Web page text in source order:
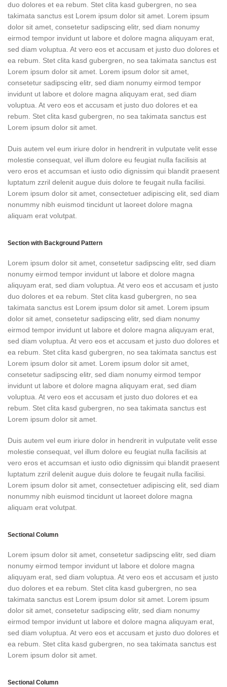
duo dolores et ea rebum. Stet clita kasd gubergren, no sea
takimata sanctus est Lorem ipsum dolor sit amet. Lorem ipsum
dolor sit amet, consetetur sadipscing elitr, sed diam nonumy
eirmod tempor invidunt ut labore et dolore magna aliquyam erat,
sed diam voluptua. At vero eos et accusam et justo duo dolores et
ea rebum. Stet clita kasd gubergren, no sea takimata sanctus est
Lorem ipsum dolor sit amet. Lorem ipsum dolor sit amet,
consetetur sadipscing elitr, sed diam nonumy eirmod tempor
invidunt ut labore et dolore magna aliquyam erat, sed diam
voluptua. At vero eos et accusam et justo duo dolores et ea
rebum. Stet clita kasd gubergren, no sea takimata sanctus est
Lorem ipsum dolor sit amet.
Duis autem vel eum iriure dolor in hendrerit in vulputate velit esse
molestie consequat, vel illum dolore eu feugiat nulla facilisis at
vero eros et accumsan et iusto odio dignissim qui blandit praesent
luptatum zzril delenit augue duis dolore te feugait nulla facilisi.
Lorem ipsum dolor sit amet, consectetuer adipiscing elit, sed diam
nonummy nibh euismod tincidunt ut laoreet dolore magna
aliquam erat volutpat.
Section with Background Pattern
Lorem ipsum dolor sit amet, consetetur sadipscing elitr, sed diam
nonumy eirmod tempor invidunt ut labore et dolore magna
aliquyam erat, sed diam voluptua. At vero eos et accusam et justo
duo dolores et ea rebum. Stet clita kasd gubergren, no sea
takimata sanctus est Lorem ipsum dolor sit amet. Lorem ipsum
dolor sit amet, consetetur sadipscing elitr, sed diam nonumy
eirmod tempor invidunt ut labore et dolore magna aliquyam erat,
sed diam voluptua. At vero eos et accusam et justo duo dolores et
ea rebum. Stet clita kasd gubergren, no sea takimata sanctus est
Lorem ipsum dolor sit amet. Lorem ipsum dolor sit amet,
consetetur sadipscing elitr, sed diam nonumy eirmod tempor
invidunt ut labore et dolore magna aliquyam erat, sed diam
voluptua. At vero eos et accusam et justo duo dolores et ea
rebum. Stet clita kasd gubergren, no sea takimata sanctus est
Lorem ipsum dolor sit amet.
Duis autem vel eum iriure dolor in hendrerit in vulputate velit esse
molestie consequat, vel illum dolore eu feugiat nulla facilisis at
vero eros et accumsan et iusto odio dignissim qui blandit praesent
luptatum zzril delenit augue duis dolore te feugait nulla facilisi.
Lorem ipsum dolor sit amet, consectetuer adipiscing elit, sed diam
nonummy nibh euismod tincidunt ut laoreet dolore magna
aliquam erat volutpat.
Sectional Column
Lorem ipsum dolor sit amet, consetetur sadipscing elitr, sed diam
nonumy eirmod tempor invidunt ut labore et dolore magna
aliquyam erat, sed diam voluptua. At vero eos et accusam et justo
duo dolores et ea rebum. Stet clita kasd gubergren, no sea
takimata sanctus est Lorem ipsum dolor sit amet. Lorem ipsum
dolor sit amet, consetetur sadipscing elitr, sed diam nonumy
eirmod tempor invidunt ut labore et dolore magna aliquyam erat,
sed diam voluptua. At vero eos et accusam et justo duo dolores et
ea rebum. Stet clita kasd gubergren, no sea takimata sanctus est
Lorem ipsum dolor sit amet.
Sectional Column